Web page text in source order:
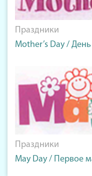
Праздники
Mother’s Day /
Праздники
May Day / Первое